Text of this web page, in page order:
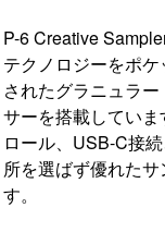
P-6 Creative
テクノロジーをポ
されたグラニュラ
サーを搭載してい
ロール、USB-C接
所を選ばず優れた
す。